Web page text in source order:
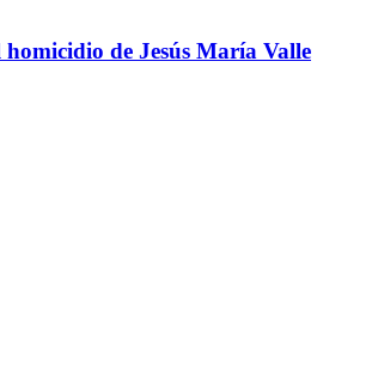
de Jesús María Valle